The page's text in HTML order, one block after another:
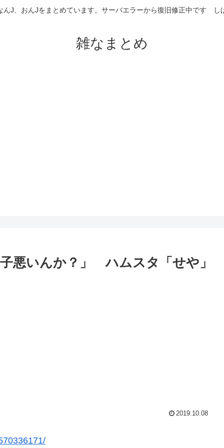
J、おんJをまとめています。サーバエラーから復旧修正中です
雑なまとめ
悪いんか？」 ハムスタ「せや」
2019.10.08